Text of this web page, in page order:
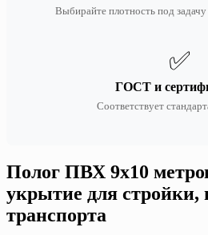
Выбирайте плотность под
✅
ГОСТ и
Соответствует
Полог ПВХ 9х10
укрытие для стройки,
транспорта